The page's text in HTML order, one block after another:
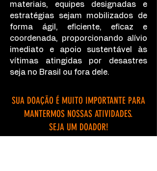
materiais, equipes designadas e
estratégias sejam mobilizados de
forma ágil, eficiente, eficaz e
coordenada, proporcionando alívio
imediato e apoio sustentável às
vítimas atingidas por desastres
seja no Brasil ou fora dele.
SUA DOAÇÃO É MUITO IMPORTANTE PARA
MANTERMOS NOSSAS ATIVIDADES.
SEJA UM DOADOR!